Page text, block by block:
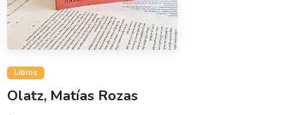
Libros
Olatz, Matías Rozas